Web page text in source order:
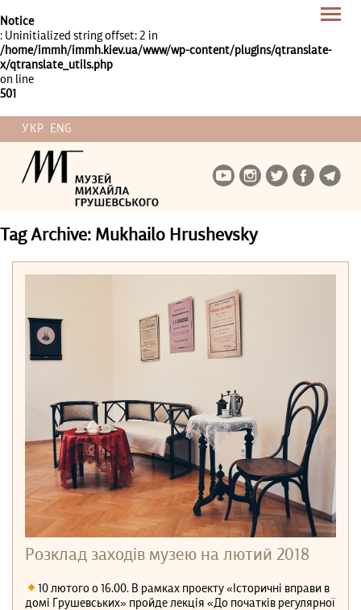
Notice
: Uninitialized string offset: 2 in
/home/immh/immh.kiev.ua/www/wp-content/plugins/qtranslate-
x/qtranslate_utils.php
on line
501
УКР ENG
Tag Archive: Mukhailo Hrushevsky
Розклад заходів музею на лютий 2018
10 лютого о 16.00. В рамках проекту «Історичні вправи в
домі Грушевських» пройде лекція «До початків регулярної